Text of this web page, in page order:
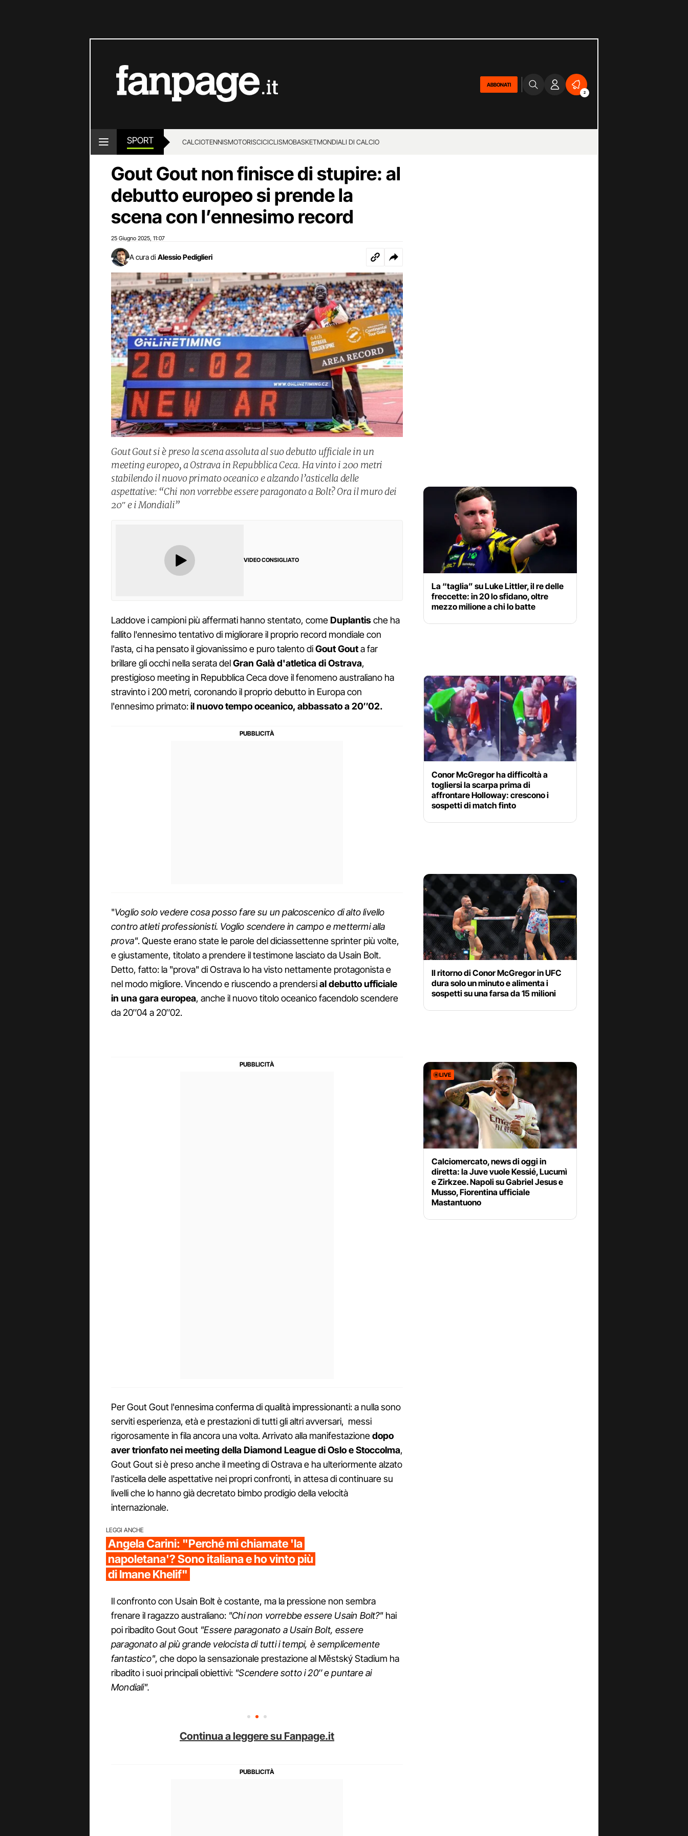
ABBONATI
2
SPORT CALCIOTENNISMOTORISCICICLISMOBASKETMONDIALI DI CALCIO
Gout Gout non finisce di stupire: al
debutto europeo si prende la
scena con l’ennesimo record
25 Giugno 2025 11:07
A cura di Alessio Pediglieri
Gout Gout si è preso la scena assoluta al suo debutto ufficiale in un
meeting europeo, a Ostrava in Repubblica Ceca. Ha vinto i 200 metri
stabilendo il nuovo primato oceanico e alzando l’asticella delle
aspettative: “Chi non vorrebbe essere paragonato a Bolt? Ora il muro dei
20″ e i Mondiali”
VIDEO CONSIGLIATO
Laddove i campioni più affermati hanno stentato, comeDuplantische ha
fallito l'ennesimo tentativo di migliorare il proprio record mondiale con
l'asta, ci ha pensato il giovanissimo e puro talento diGout Gouta far
brillare gli occhi nella serata delGran Galà d'atletica di Ostrava,
prestigioso meeting in Repubblica Ceca dove il fenomeno australiano ha
stravinto i 200 metri, coronando il proprio debutto in Europa con
l'ennesimo primato:il nuovo tempo oceanico, abbassato a 20″02.
"Voglio solo vedere cosa posso fare su un palcoscenico di alto livello
contro atleti professionisti. Voglio scendere in campo e mettermi alla
prova". Queste erano state le parole del diciassettenne sprinter più volte,
e giustamente, titolato a prendere il testimone lasciato da Usain Bolt.
Detto, fatto: la "prova" di Ostrava lo ha visto nettamente protagonista e
nel modo migliore. Vincendo e riuscendo a prendersial debutto ufficiale
in una gara europea, anche il nuovo titolo oceanico facendolo scendere
da 20″04 a 20″02.
Per Gout Gout l'ennesima conferma di qualità impressionanti: a nulla sono
serviti esperienza, età e prestazioni di tutti gli altri avversari, messi
rigorosamente in fila ancora una volta. Arrivato alla manifestazionedopo
aver trionfato nei meeting della Diamond League di Oslo e Stoccolma,
Gout Gout si è preso anche il meeting di Ostrava e ha ulteriormente alzato
l'asticella delle aspettative nei propri confronti, in attesa di continuare su
livelli che lo hanno già decretato bimbo prodigio della velocità
internazionale.
LEGGI ANCHE
Angela Carini: "Perché mi chiamate 'la
napoletana'? Sono italiana e ho vinto più
di Imane Khelif"
Il confronto con Usain Bolt è costante, ma la pressione non sembra
frenare il ragazzo australiano: "Chi non vorrebbe essere Usain Bolt?"hai
poi ribadito Gout Gout "Essere paragonato a Usain Bolt, essere
paragonato al più grande velocista di tutti i tempi, è semplicemente
fantastico", che dopo la sensazionale prestazione al Městský Stadium ha
ribadito i suoi principali obiettivi: "Scendere sotto i 20″ e puntare ai
Mondiali".
Continua a leggere su Fanpage.it
La “taglia” su Luke Littler, il re delle
freccette: in 20 lo sfidano, oltre
mezzo milione a chi lo batte
Conor McGregor ha difficoltà a
togliersi la scarpa prima di
affrontare Holloway: crescono i
sospetti di match finto
Il ritorno di Conor McGregor in UFC
dura solo un minuto e alimenta i
sospetti su una farsa da 15 milioni
LIVE
Calciomercato, news di oggi in
diretta: la Juve vuole Kessié, Lucumì
e Zirkzee. Napoli su Gabriel Jesus e
Musso, Fiorentina ufficiale
Mastantuono